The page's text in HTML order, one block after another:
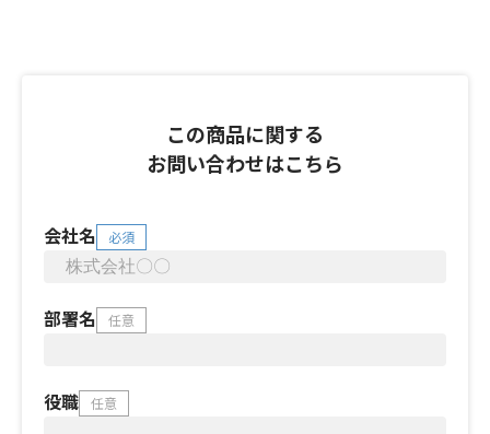
この商品に関する
お問い合わせはこちら
会社名 必須
部署名 任意
役職 任意